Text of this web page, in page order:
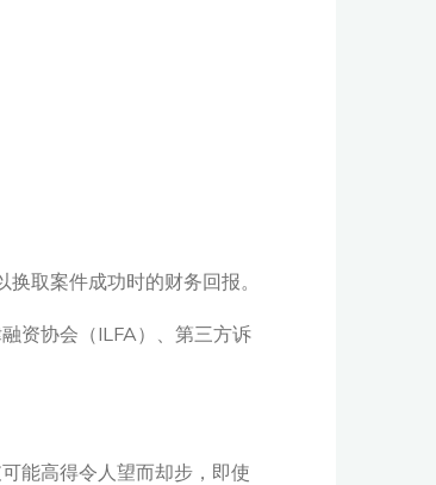
取案件成功时的财务回报。
资协会（ILFA）、第三方诉
能高得令人望而却步，即使